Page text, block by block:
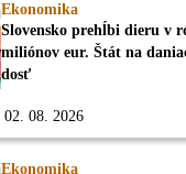
Ekonomika
Slovensko prehĺbi dieru v
miliónov eur. Štát na
dosť
02. 08. 2026
Ekonomika